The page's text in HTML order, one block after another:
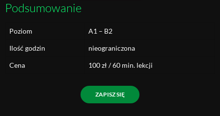
Podsumowanie
Poziom A1 – B2
Ilość godzin nieograniczona
Cena 100 zł / 60 min. lekcji
ZAPISZ SIĘ